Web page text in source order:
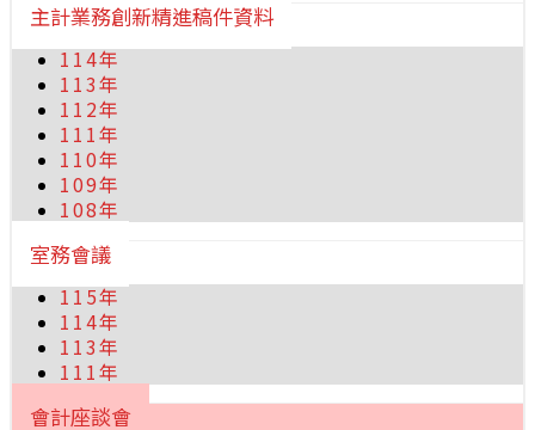
主計業務創新精進稿件資料
114年
113年
112年
111年
110年
109年
108年
室務會議
115年
114年
113年
111年
會計座談會